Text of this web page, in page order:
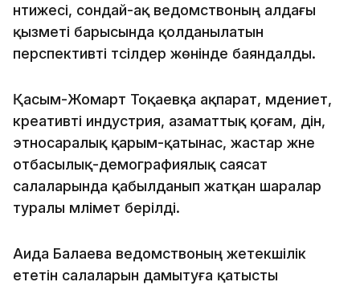
нәтижесі, сондай-ақ ведомствоның алдағы
қызметі барысында қолданылатын
перспективті тәсілдер жөнінде баяндалды.
Қасым-Жомарт Тоқаевқа ақпарат, мәдениет,
креативті индустрия, азаматтық қоғам, дін,
этносаралық қарым-қатынас, жастар және
отбасылық-демографиялық саясат
салаларында қабылданып жатқан шаралар
туралы мәлімет берілді.
Аида Балаева ведомствоның жетекшілік
ететін салаларын дамытуға қатысты